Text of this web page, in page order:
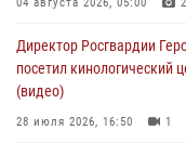
В Москве росгвардейцы
08 августа 2026, 06:32 1
04 августа 2026, 05:00 2
Директор Росгвардии
посетил
(видео)
28 июля 2026, 16:50 1